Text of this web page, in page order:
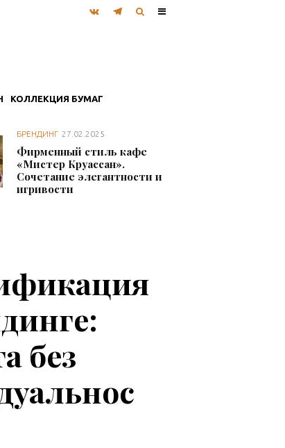
КОЛЛЕКЦИЯ БУМАГ
БРЕНДИНГ 27.02.2025
Фирменный стиль кафе
«Мистер Круассан».
Сочетание элегантности и
игривости
без